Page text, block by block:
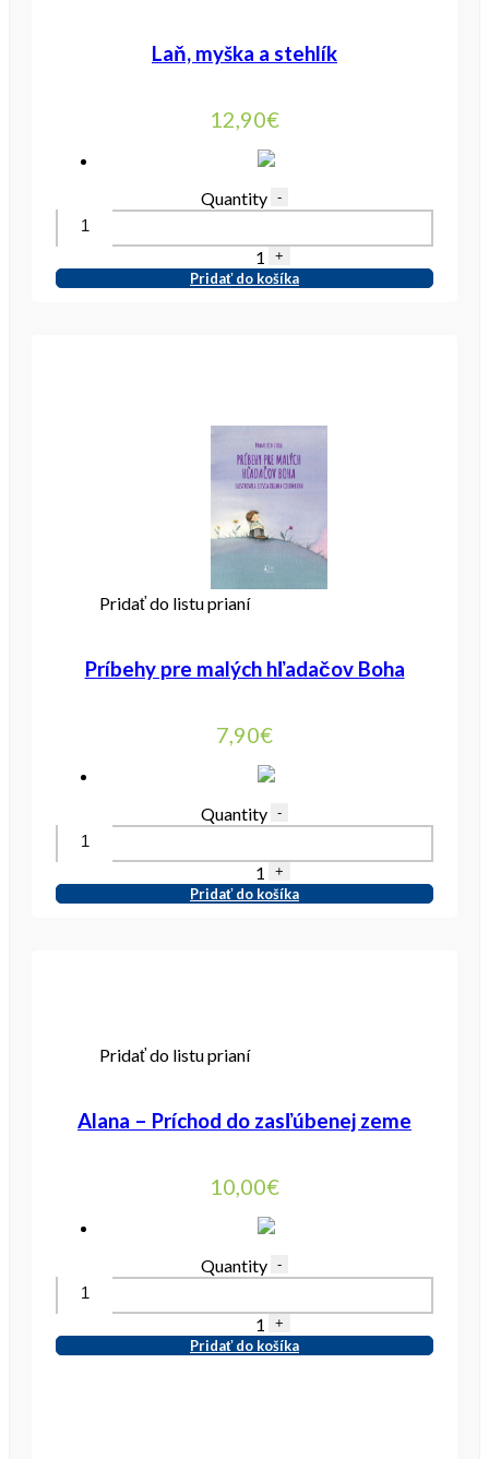
Laň, myška a stehlík
12,90€
Quantity -
1 +
Pridať do košíka
Pridať do listu prianí
Príbehy pre malých hľadačov Boha
7,90€
Quantity -
1 +
Pridať do košíka
Pridať do listu prianí
Alana – Príchod do zasľúbenej zeme
10,00€
Quantity -
1 +
Pridať do košíka